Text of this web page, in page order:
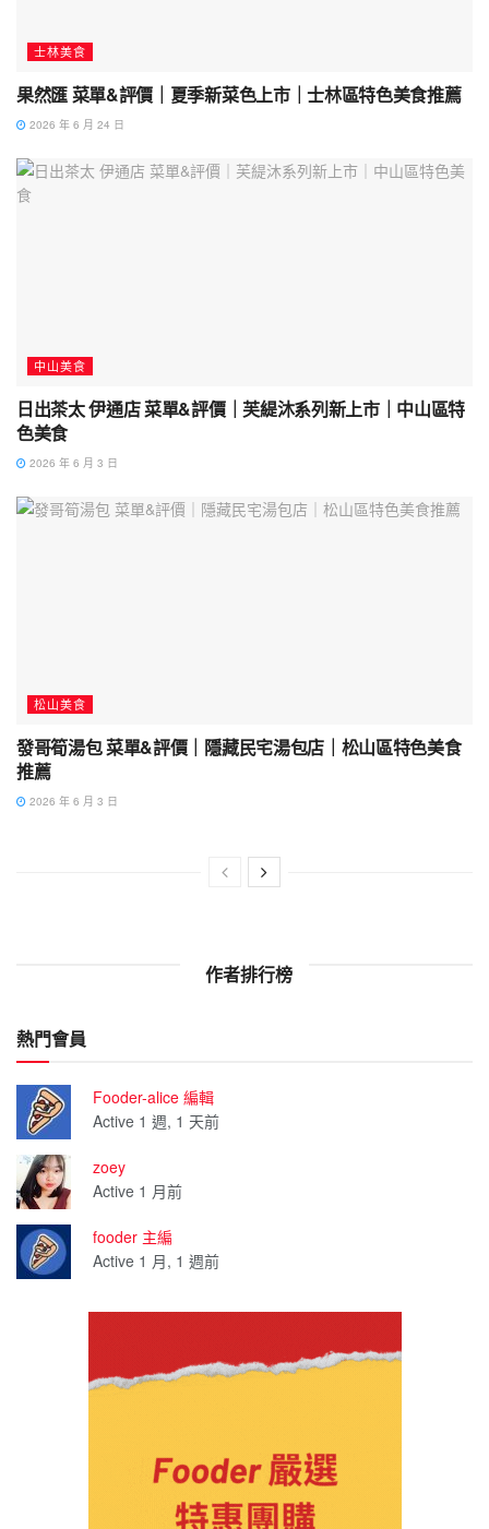
士林美食
果然匯 菜單&評價｜夏季新菜色上市｜士林區特色美食推薦
2026 年 6 月 24 日
中山美食
日出茶太 伊通店 菜單&評價｜芙緹沐系列新上市｜中山區特
色美食
2026 年 6 月 3 日
松山美食
發哥筍湯包 菜單&評價｜隱藏民宅湯包店｜松山區特色美食
推薦
2026 年 6 月 3 日
作者排行榜
熱門會員
Fooder-alice 編輯
Active 1 週, 1 天前
zoey
Active 1 月前
fooder 主編
Active 1 月, 1 週前